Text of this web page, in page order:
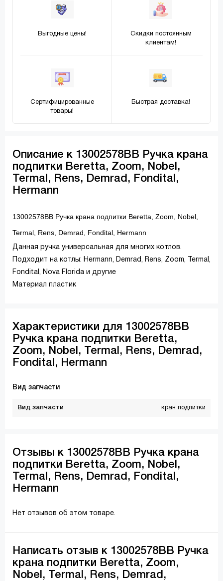
Выгодные цены!
Скидки постоянным
клиентам!
Сертифицированные
товары!
Быстрая доставка!
Описание к 13002578ВВ Ручка крана
подпитки Beretta, Zoom, Nobel,
Termal, Rens, Demrad, Fondital,
Hermann
13002578ВВ Ручка крана подпитки Beretta, Zoom, Nobel,
Termal, Rens, Demrad, Fondital, Hermann
Данная ручка универсальная для многих котлов.
Подходит на котлы: Hermann, Demrad, Rens, Zoom, Termal,
Fondital, Nova Florida и другие
Материал пластик
Характеристики для 13002578ВВ
Ручка крана подпитки Beretta,
Zoom, Nobel, Termal, Rens, Demrad,
Fondital, Hermann
Вид запчасти
Вид запчасти кран подпитки
Отзывы к 13002578ВВ Ручка крана
подпитки Beretta, Zoom, Nobel,
Termal, Rens, Demrad, Fondital,
Hermann
Нет отзывов об этом товаре.
Написать отзыв к 13002578ВВ Ручка
крана подпитки Beretta, Zoom,
Nobel, Termal, Rens, Demrad,